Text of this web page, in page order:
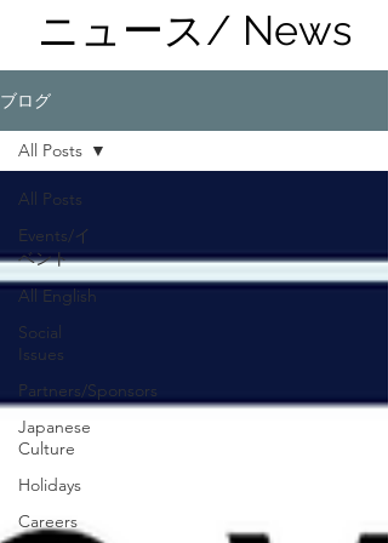
ニュース/ News
ブログ
All Posts
Events/イ
ベント
All English
Social
Issues
Partners/Sponsors
Japanese
Culture
Holidays
Careers
All Posts